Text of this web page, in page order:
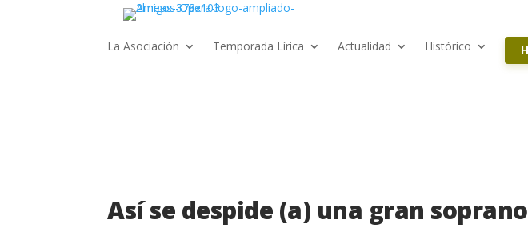
La Asociación Temporada Lírica Actualidad Histórico
Así se despide (a) una gran soprano